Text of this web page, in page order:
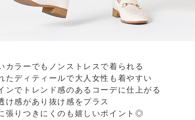
カラーでもノンストレスで着られる
たディティールで大人女性も着やすい
ンでトレンド感のあるコーデに仕上がる
け感があり抜け感をプラス
張りつきにくのも嬉しいポイント◎